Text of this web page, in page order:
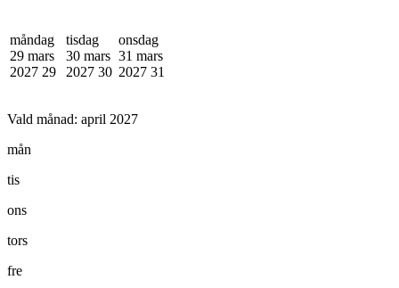
måndag
29 mars
2027 29
tisdag
30 mars
2027 30
onsdag
31 mars
2027 31
Vald månad: april 2027
mån
tis
ons
tors
fre